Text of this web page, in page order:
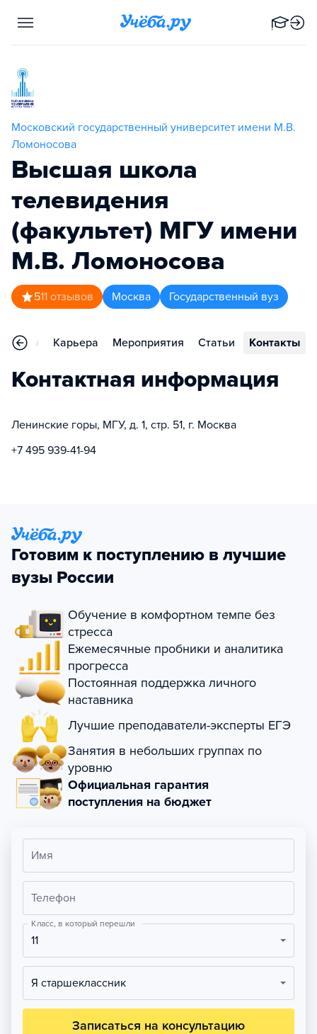
Московский государственный университет имени М.В.
Ломоносова
Высшая школа
телевидения
(факультет) МГУ имени
М.В. Ломоносова
511 отзывов Москва Государственный вуз
Карьера Мероприятия Статьи Контакты
Контактная информация
Ленинские горы, МГУ, д. 1, стр. 51, г. Москва
+7 495 939-41-94
Готовим к поступлению в лучшие
вузы России
Обучение в комфортном темпе без
стресса
Ежемесячные пробники и аналитика
прогресса
Постоянная поддержка личного
наставника
Лучшие преподаватели-эксперты ЕГЭ
Занятия в небольших группах по
уровню
Официальная гарантия
поступления на бюджет
Имя
Телефон
Класс, в который перешли
11
Я старшеклассник
Записаться на консультацию